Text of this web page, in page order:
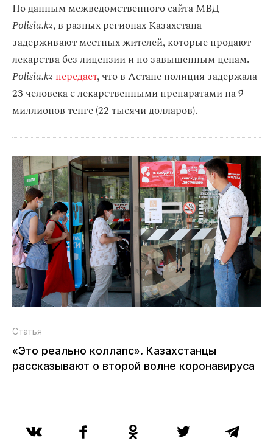
По данным межведомственного сайта МВД
Polisia.kz, в разных регионах Казахстана
задерживают местных жителей, которые продают
лекарства без лицензии и по завышенным ценам.
Polisia.kzпередает, что вАстанеполиция задержала
23 человека с лекарственными препаратами на 9
миллионов тенге (22 тысячи долларов).
Статья
«Это реально коллапс». Казахстанцы
рассказывают о второй волне коронавируса